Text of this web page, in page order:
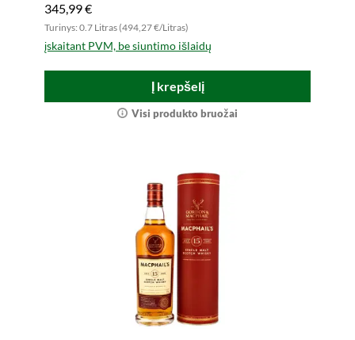
345,99 €
Turinys: 0.7 Litras (494,27 €/Litras)
įskaitant PVM, be siuntimo išlaidų
Į krepšelį
Visi produkto bruožai